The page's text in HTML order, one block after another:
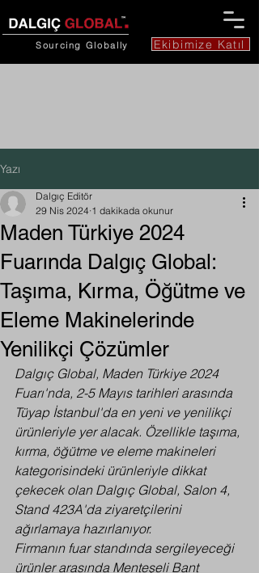
Sourcing Globally Ekibimize Katıl
Yazı
Maden Türkiye 2024
Fuarında Dalgıç Global:
Taşıma, Kırma, Öğütme ve
Eleme Makinelerinde
Yenilikçi Çözümler
Dalgıç Editör
29 Nis 2024 1 dakikada okunur
Dalgıç Global, Maden Türkiye 2024
Fuarı'nda, 2-5 Mayıs tarihleri arasında
Tüyap İstanbul'da en yeni ve yenilikçi
ürünleriyle yer alacak. Özellikle taşıma,
kırma, öğütme ve eleme makineleri
kategorisindeki ürünleriyle dikkat
çekecek olan Dalgıç Global, Salon 4,
Stand 423A'da ziyaretçilerini
ağırlamaya hazırlanıyor.
Firmanın fuar standında sergileyeceği
ürünler arasında Menteşeli Bant